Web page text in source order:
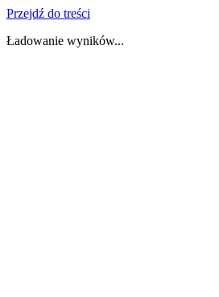
Przejdź do treści
Ładowanie wyników...